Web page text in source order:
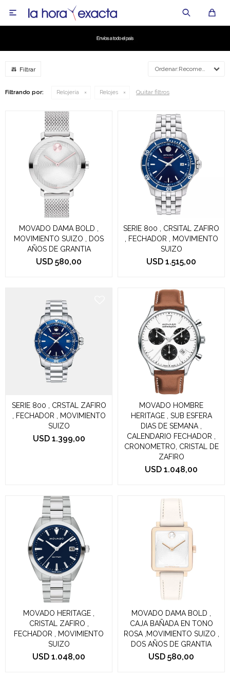

Recomendados
Filtrando por: Relojería Relojes Quitar filtros
MOVADO DAMA BOLD ,
MOVIMIENTO SUIZO , DOS
AÑOS DE GRANTIA
USD 580,00
SERIE 800 , CRSITAL ZAFIRO
, FECHADOR , MOVIMIENTO
SUIZO
USD 1.515,00
SERIE 800 , CRSTAL ZAFIRO
, FECHADOR , MOVIMIENTO
SUIZO
USD 1.399,00
MOVADO HOMBRE
HERITAGE , SUB ESFERA
DIAS DE SEMANA ,
CALENDARIO FECHADOR ,
CRONOMETRO, CRISTAL DE
ZAFIRO
USD 1.048,00
MOVADO HERITAGE ,
CRISTAL ZAFIRO ,
FECHADOR , MOVIMIENTO
SUIZO
USD 1.048,00
MOVADO DAMA BOLD ,
CAJA BAÑADA EN TONO
ROSA ,MOVIMIENTO SUIZO ,
DOS AÑOS DE GRANTIA
USD 580,00